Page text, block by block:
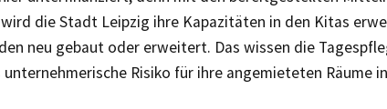
die Stadt Leipzig ihre Kapazitäten in den Kitas
neu gebaut oder erweitert. Das wissen die
Risiko für ihre angemieteten Räume